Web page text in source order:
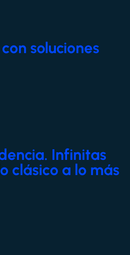
soluciones
Infinitas
clásico a lo más